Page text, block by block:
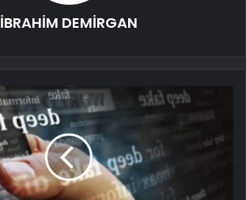
İBRAHİM DEMİRGAN